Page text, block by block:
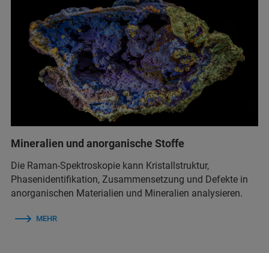
Mineralien und anorganische Stoffe
Die Raman-Spektroskopie kann Kristallstruktur,
Phasenidentifikation, Zusammensetzung und Defekte in
anorganischen Materialien und Mineralien analysieren.
MEHR